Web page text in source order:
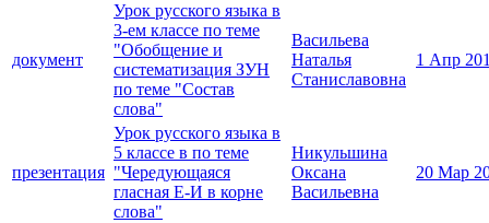
документ
Урок русского языка в
3-ем классе по теме
"Обобщение и
систематизация ЗУН
по теме "Состав
слова"
Васильева
Наталья
Станиславовна
1 Апр
презентация
Урок русского языка в
5 классе в по теме
"Чередующаяся
гласная Е-И в корне
слова"
Никульшина
Оксана
Васильевна
20 Мар